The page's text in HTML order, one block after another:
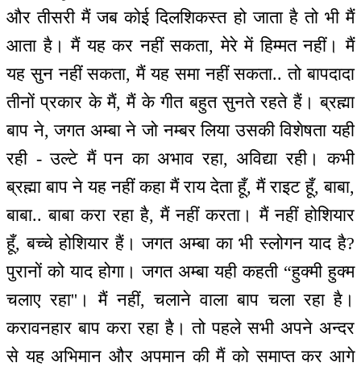
और तीसरी मैं जब कोई दिलशिकस्त हो जाता है तो भी मैं
आता है। मैं यह कर नहीं सकता, मेरे में हिम्मत नहीं। मैं
यह सुन नहीं सकता, मैं यह समा नहीं सकता.. तो बापदादा
तीनों प्रकार के मैं, मैं के गीत बहुत सुनते रहते हैं। ब्रह्मा
बाप ने, जगत अम्बा ने जो नम्बर लिया उसकी विशेषता यही
रही - उल्टे मैं पन का अभाव रहा, अविद्या रही। कभी
ब्रह्मा बाप ने यह नहीं कहा मैं राय देता हूँ, मैं राइट हूँ, बाबा,
बाबा.. बाबा करा रहा है, मैं नहीं करता। मैं नहीं होशियार
हूँ, बच्चे होशियार हैं। जगत अम्बा का भी स्लोगन याद है?
पुरानों को याद होगा। जगत अम्बा यही कहती “हुक्मी हुक्म
चलाए रहा''। मैं नहीं, चलाने वाला बाप चला रहा है।
करावनहार बाप करा रहा है। तो पहले सभी अपने अन्दर
से यह अभिमान और अपमान की मैं को समाप्त कर आगे